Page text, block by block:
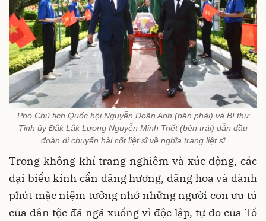
Phó Chủ tịch Quốc hội Nguyễn Doãn Anh (bên phải) và Bí thư
Tỉnh ủy Đắk Lắk Lương Nguyễn Minh Triết (bên trái) dẫn đầu
đoàn di chuyển hài cốt liệt sĩ về nghĩa trang liệt sĩ
Trong không khí trang nghiêm và xúc động, các
đại biểu kính cẩn dâng hương, dâng hoa và dành
phút mặc niệm tưởng nhớ những người con ưu tú
của dân tộc đã ngã xuống vì độc lập, tự do của Tổ